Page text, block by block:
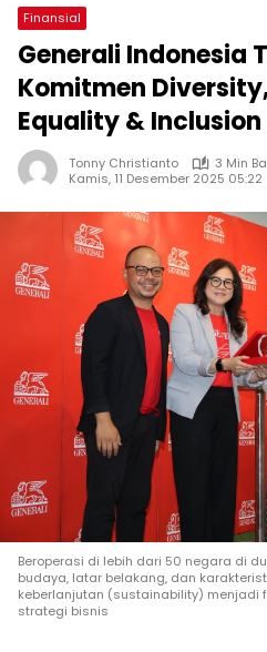
Finansial
Generali Indonesia
Komitmen
Equality & Inclusion
Tonny Christianto
3 Min
Kamis, 11 Desember 2025 05:22
Beroperasi di lebih dari 50 negara di
budaya, latar belakang, dan
keberlanjutan (sustainability) menjadi
strategi bisnis